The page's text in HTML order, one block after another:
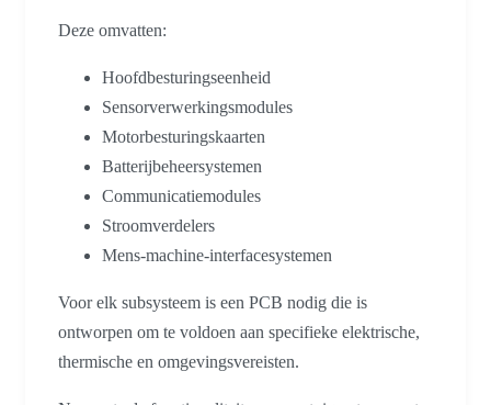
Deze omvatten:
Hoofdbesturingseenheid
Sensorverwerkingsmodules
Motorbesturingskaarten
Batterijbeheersystemen
Communicatiemodules
Stroomverdelers
Mens-machine-interfacesystemen
Voor elk subsysteem is een PCB nodig die is
ontworpen om te voldoen aan specifieke elektrische,
thermische en omgevingsvereisten.